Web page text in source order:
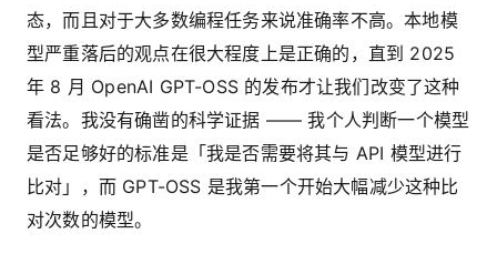
态，而且对于大多数编程任务来说准确率不高。本地模
型严重落后的观点在很大程度上是正确的，直到 2025
年 8 月 OpenAI GPT-OSS 的发布才让我们改变了这种
看法。我没有确凿的科学证据 —— 我个人判断一个模型
是否足够好的标准是「我是否需要将其与 API 模型进行
比对」，而 GPT-OSS 是我第一个开始大幅减少这种比
对次数的模型。